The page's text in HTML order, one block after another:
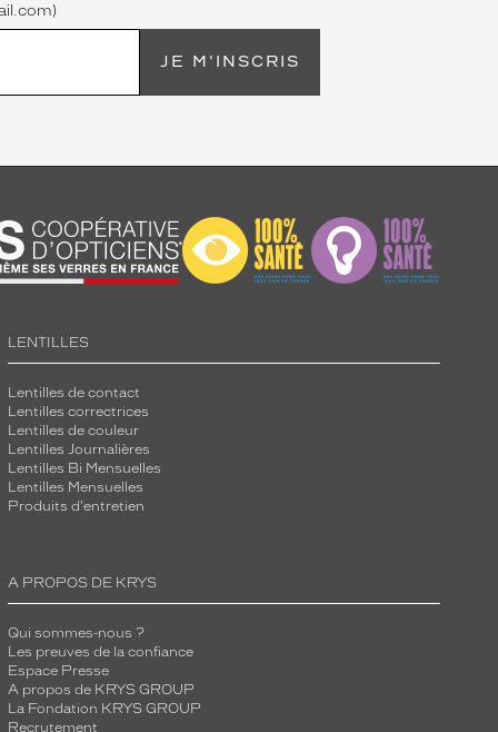
JE M'INSCRIS
LENTILLES
Lentilles de contact
Lentilles correctrices
Lentilles de couleur
Lentilles Journalières
Lentilles Bi Mensuelles
Lentilles Mensuelles
Produits d'entretien
A PROPOS DE KRYS
Qui sommes-nous ?
Les preuves de la confiance
Espace Presse
A propos de KRYS GROUP
La Fondation KRYS GROUP
Recrutement